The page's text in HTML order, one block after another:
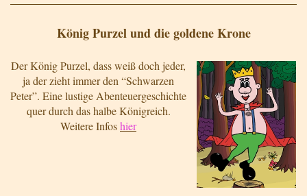
König Purzel und die goldene Krone
Der König Purzel, dass weiß doch jeder,
ja der zieht immer den “Schwarzen
Peter”. Eine lustige Abenteuergeschichte
quer durch das halbe Königreich.
Weitere Infoshier